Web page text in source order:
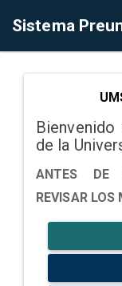
Sistema
de la
ANTES DE
REVISAR LOS